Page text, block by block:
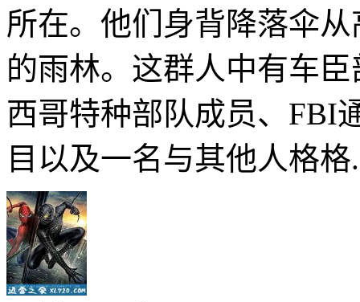
所在。他们身背降落伞
的雨林。这群人中有车
西哥特种部队成员、FBI
目以及一名与其他人格